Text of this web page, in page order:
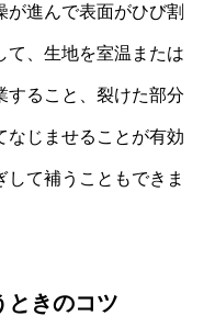
が進んで表面がひび割
て、生地を室温または
すること、裂けた部分
なじませることが有効
て補うこともできま
ときのコツ